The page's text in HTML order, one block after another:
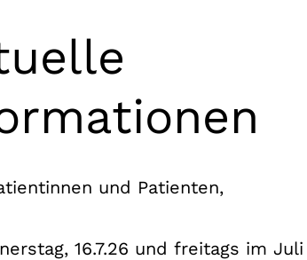
und Patienten,
16.7.26 und freitags im
und
Dr.